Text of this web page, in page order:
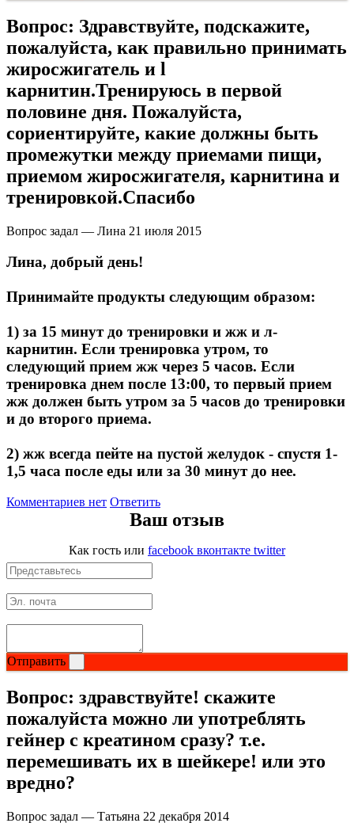
Вопрос: Здравствуйте, подскажите,
пожалуйста, как правильно принимать
жиросжигатель и l
карнитин.Тренируюсь в первой
половине дня. Пожалуйста,
сориентируйте, какие должны быть
промежутки между приемами пищи,
приемом жиросжигателя, карнитина и
тренировкой.Спасибо
Вопрос задал — Лина 21 июля 2015
Лина, добрый день!
Принимайте продукты следующим образом:
1) за 15 минут до тренировки и жж и л-
карнитин. Если тренировка утром, то
следующий прием жж через 5 часов. Если
тренировка днем после 13:00, то первый прием
жж должен быть утром за 5 часов до тренировки
и до второго приема.
2) жж всегда пейте на пустой желудок - спустя 1-
1,5 часа после еды или за 30 минут до нее.
Комментариев нет Ответить
Ваш отзыв
Как гость или facebook вконтакте twitter
Отправить
Вопрос: здравствуйте! скажите
пожалуйста можно ли употреблять
гейнер с креатином сразу? т.е.
перемешивать их в шейкере! или это
вредно?
Вопрос задал — Татьяна 22 декабря 2014